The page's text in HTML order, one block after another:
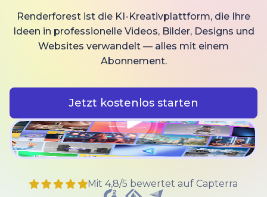
Renderforest ist die KI-Kreativplattform, die Ihre
Ideen in professionelle Videos, Bilder, Designs und
Websites verwandelt — alles mit einem
Abonnement.
Jetzt kostenlos starten
Mit 4,8/5 bewertet auf Capterra